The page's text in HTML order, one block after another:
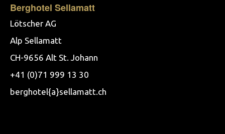
Berghotel Sellamatt
Lötscher AG
Alp Sellamatt
CH-9656 Alt St. Johann
+41 (0)71 999 13 30
berghotel{a}sellamatt.ch